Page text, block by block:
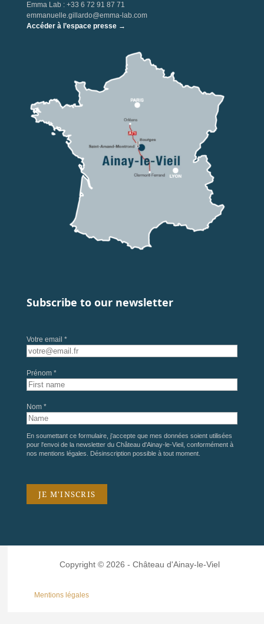
Emma Lab : +33 6 72 91 87 71
emmanuelle.gillardo@emma-lab.com
Accéder à l’espace presse →
Subscribe to our newsletter
Votre email *
Prénom *
Nom *
En soumettant ce formulaire, j'accepte que mes données soient utilisées
pour l'envoi de la newsletter du Château d'Ainay-le-Vieil, conformément à
nos mentions légales . Désinscription possible à tout moment.
Copyright © 2026 - Château d'Ainay-le-Viel
Mentions légales